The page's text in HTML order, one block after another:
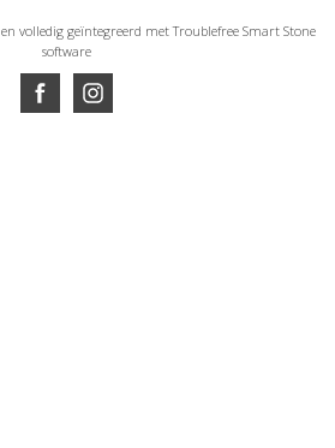
en volledig geïntegreerd met Troublefree Smart Stone
software